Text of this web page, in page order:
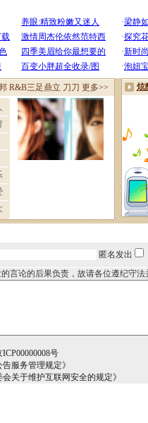
匿名发出
言论的后果负责，故请各位遵纪守
号
服务管理规定》
关于维护互联网安全的规定》